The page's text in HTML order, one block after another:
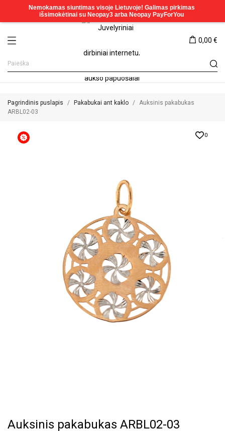
0,00 €
Pagrindinis puslapis Pakabukai ant kaklo
Auksinis pakabukas
ARBL02-03
0
Auksinis pakabukas ARBL02-03